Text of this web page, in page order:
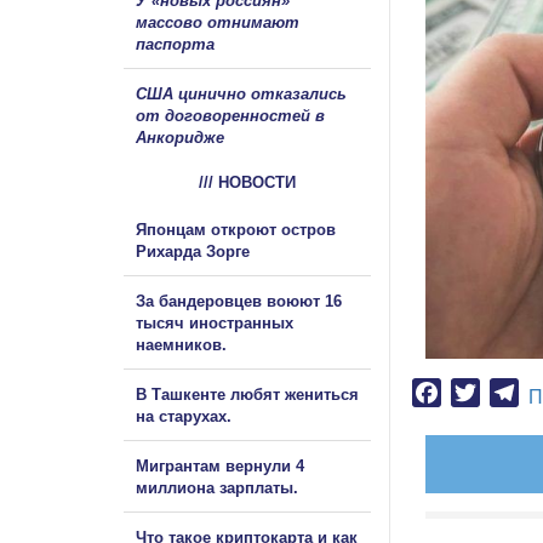
Facebook
Twitter
массово отнимают
паспорта
США цинично отказались
от договоренностей в
Анкоридже
/// НОВОСТИ
Японцам откроют остров
Рихарда Зорге
За бандеровцев воюют 16
тысяч иностранных
наемников.
В Ташкенте любят жениться
на старухах.
Мигрантам вернули 4
миллиона зарплаты.
Что такое криптокарта и как